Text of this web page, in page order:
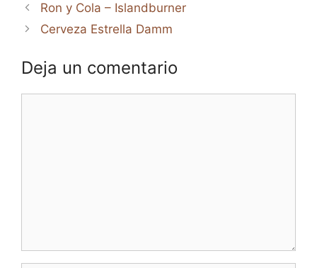
Ron y Cola – Islandburner
Cerveza Estrella Damm
Deja un comentario